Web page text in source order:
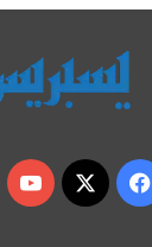
فيسبوك
‫X